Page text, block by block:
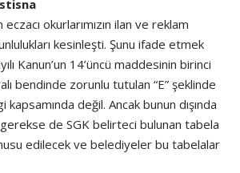
eczacı okurlarımızın ilan ve reklam
kesinleşti. Şunu ifade etmek
Kanun’un 14’üncü maddesinin birinci
bendinde zorunlu tutulan “E” şeklinde
kapsamında değil. Ancak bunun dışında
de SGK belirteci bulunan tabela
edilecek ve belediyeler bu tabelalar